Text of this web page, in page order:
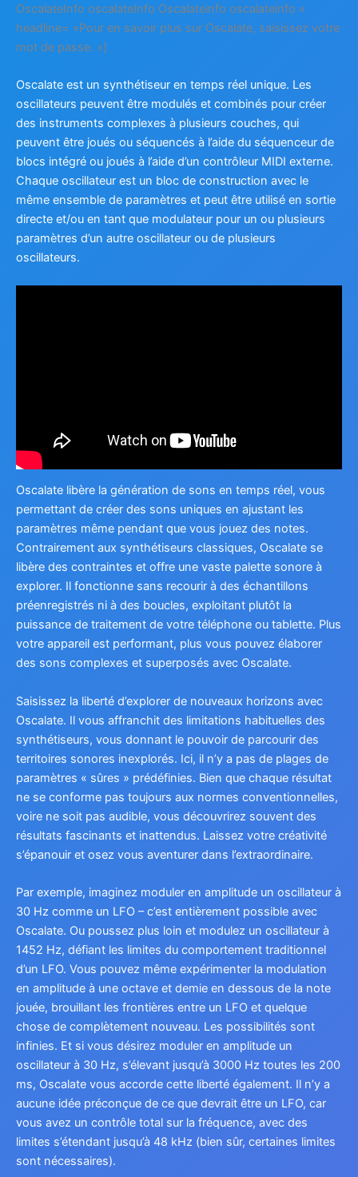
OscalateInfo oscalateInfo Oscalateinfo oscalateinfo »
headline= »Pour en savoir plus sur Oscalate, saisissez votre
mot de passe. »]
Oscalate est un synthétiseur en temps réel unique. Les
oscillateurs peuvent être modulés et combinés pour créer
des instruments complexes à plusieurs couches, qui
peuvent être joués ou séquencés à l’aide du séquenceur de
blocs intégré ou joués à l’aide d’un contrôleur MIDI externe.
Chaque oscillateur est un bloc de construction avec le
même ensemble de paramètres et peut être utilisé en sortie
directe et/ou en tant que modulateur pour un ou plusieurs
paramètres d’un autre oscillateur ou de plusieurs
oscillateurs.
Oscalate libère la génération de sons en temps réel, vous
permettant de créer des sons uniques en ajustant les
paramètres même pendant que vous jouez des notes.
Contrairement aux synthétiseurs classiques, Oscalate se
libère des contraintes et offre une vaste palette sonore à
explorer. Il fonctionne sans recourir à des échantillons
préenregistrés ni à des boucles, exploitant plutôt la
puissance de traitement de votre téléphone ou tablette. Plus
votre appareil est performant, plus vous pouvez élaborer
des sons complexes et superposés avec Oscalate.
Saisissez la liberté d’explorer de nouveaux horizons avec
Oscalate. Il vous affranchit des limitations habituelles des
synthétiseurs, vous donnant le pouvoir de parcourir des
territoires sonores inexplorés. Ici, il n’y a pas de plages de
paramètres « sûres » prédéfinies. Bien que chaque résultat
ne se conforme pas toujours aux normes conventionnelles,
voire ne soit pas audible, vous découvrirez souvent des
résultats fascinants et inattendus. Laissez votre créativité
s’épanouir et osez vous aventurer dans l’extraordinaire.
Par exemple, imaginez moduler en amplitude un oscillateur à
30 Hz comme un LFO – c’est entièrement possible avec
Oscalate. Ou poussez plus loin et modulez un oscillateur à
1452 Hz, défiant les limites du comportement traditionnel
d’un LFO. Vous pouvez même expérimenter la modulation
en amplitude à une octave et demie en dessous de la note
jouée, brouillant les frontières entre un LFO et quelque
chose de complètement nouveau. Les possibilités sont
infinies. Et si vous désirez moduler en amplitude un
oscillateur à 30 Hz, s’élevant jusqu’à 3000 Hz toutes les 200
ms, Oscalate vous accorde cette liberté également. Il n’y a
aucune idée préconçue de ce que devrait être un LFO, car
vous avez un contrôle total sur la fréquence, avec des
limites s’étendant jusqu’à 48 kHz (bien sûr, certaines limites
sont nécessaires).